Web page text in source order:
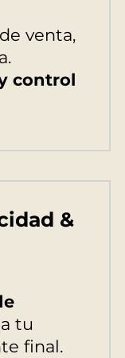
venta,
control
&
tu
final.